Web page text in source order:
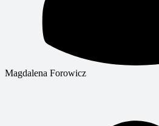
Magdalena Forowicz